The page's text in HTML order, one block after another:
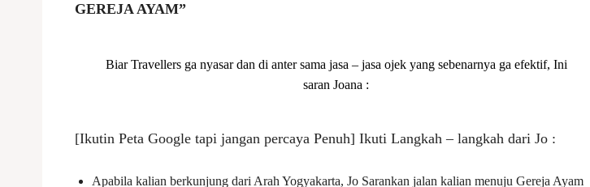
GEREJA AYAM”
Biar Travellers ga nyasar dan di anter sama jasa – jasa ojek yang sebenarnya ga efektif, Ini
saran Joana :
[Ikutin Peta Google tapi jangan percaya Penuh] Ikuti Langkah – langkah dari Jo :
Apabila kalian berkunjung dari Arah Yogyakarta, Jo Sarankan jalan kalian menuju Gereja Ayam